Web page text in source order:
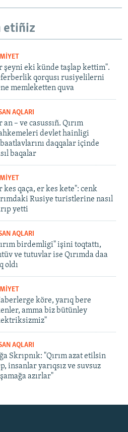
etiñiz
şeyni eki künde taşlap kettim".
qorqusı rusiyelilerni
memleketten quva
AQLARI
an – ve casussıñ. Qırım
devlet hainligi
daqqalar içinde
baqalar
kes qaça, er kes kete": cenk
Rusiye turistlerine nasıl
yetti
AQLARI
birdemligi" işini toqtattı,
ve tutuvlar ise Qırımda daa
oldı
köre, yarıq bere
amma biz bütünley
AQLARI
Skrıpnık: "Qırım azat etilsin
insanlar yarıqsız ve suvsuz
azırlar"